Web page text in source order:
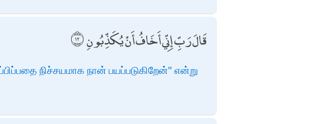
قَالَ رَبِّ إِنِّي أَخَافُ أَنْ يُكَذِّبُونِ
நிச்சயமாக நான் பயப்படுகிறேன்" என்று